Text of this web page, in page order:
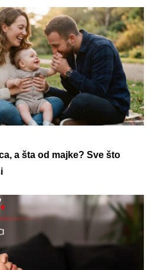
a šta od majke? Sve što